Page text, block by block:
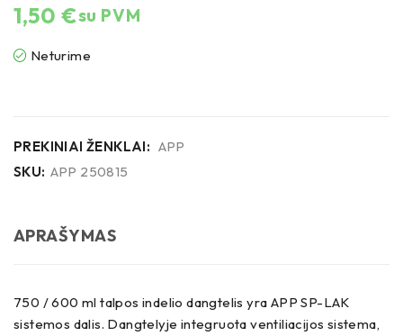
1,50 €su PVM
Neturime
PREKINIAI ŽENKLAI: APP
SKU: APP 250815
APRAŠYMAS
750 / 600 ml talpos indelio dangtelis yra APP SP-LAK
sistemos dalis. Dangtelyje integruota ventiliacijos sistema,